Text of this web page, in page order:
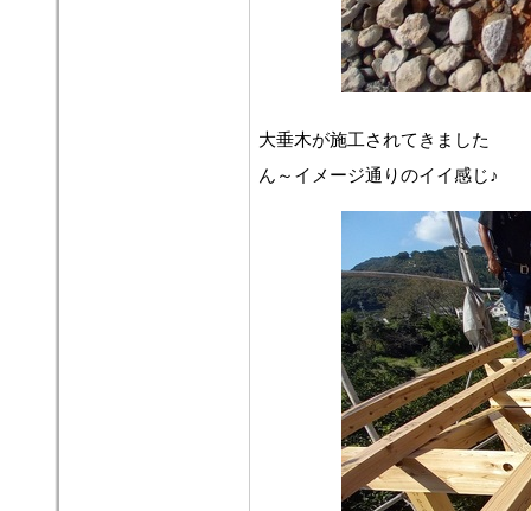
大垂木が施工されてきました
ん～イメージ通りのイイ感じ♪